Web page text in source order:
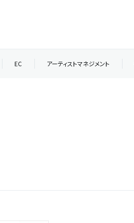
EC アーティストマネジメント